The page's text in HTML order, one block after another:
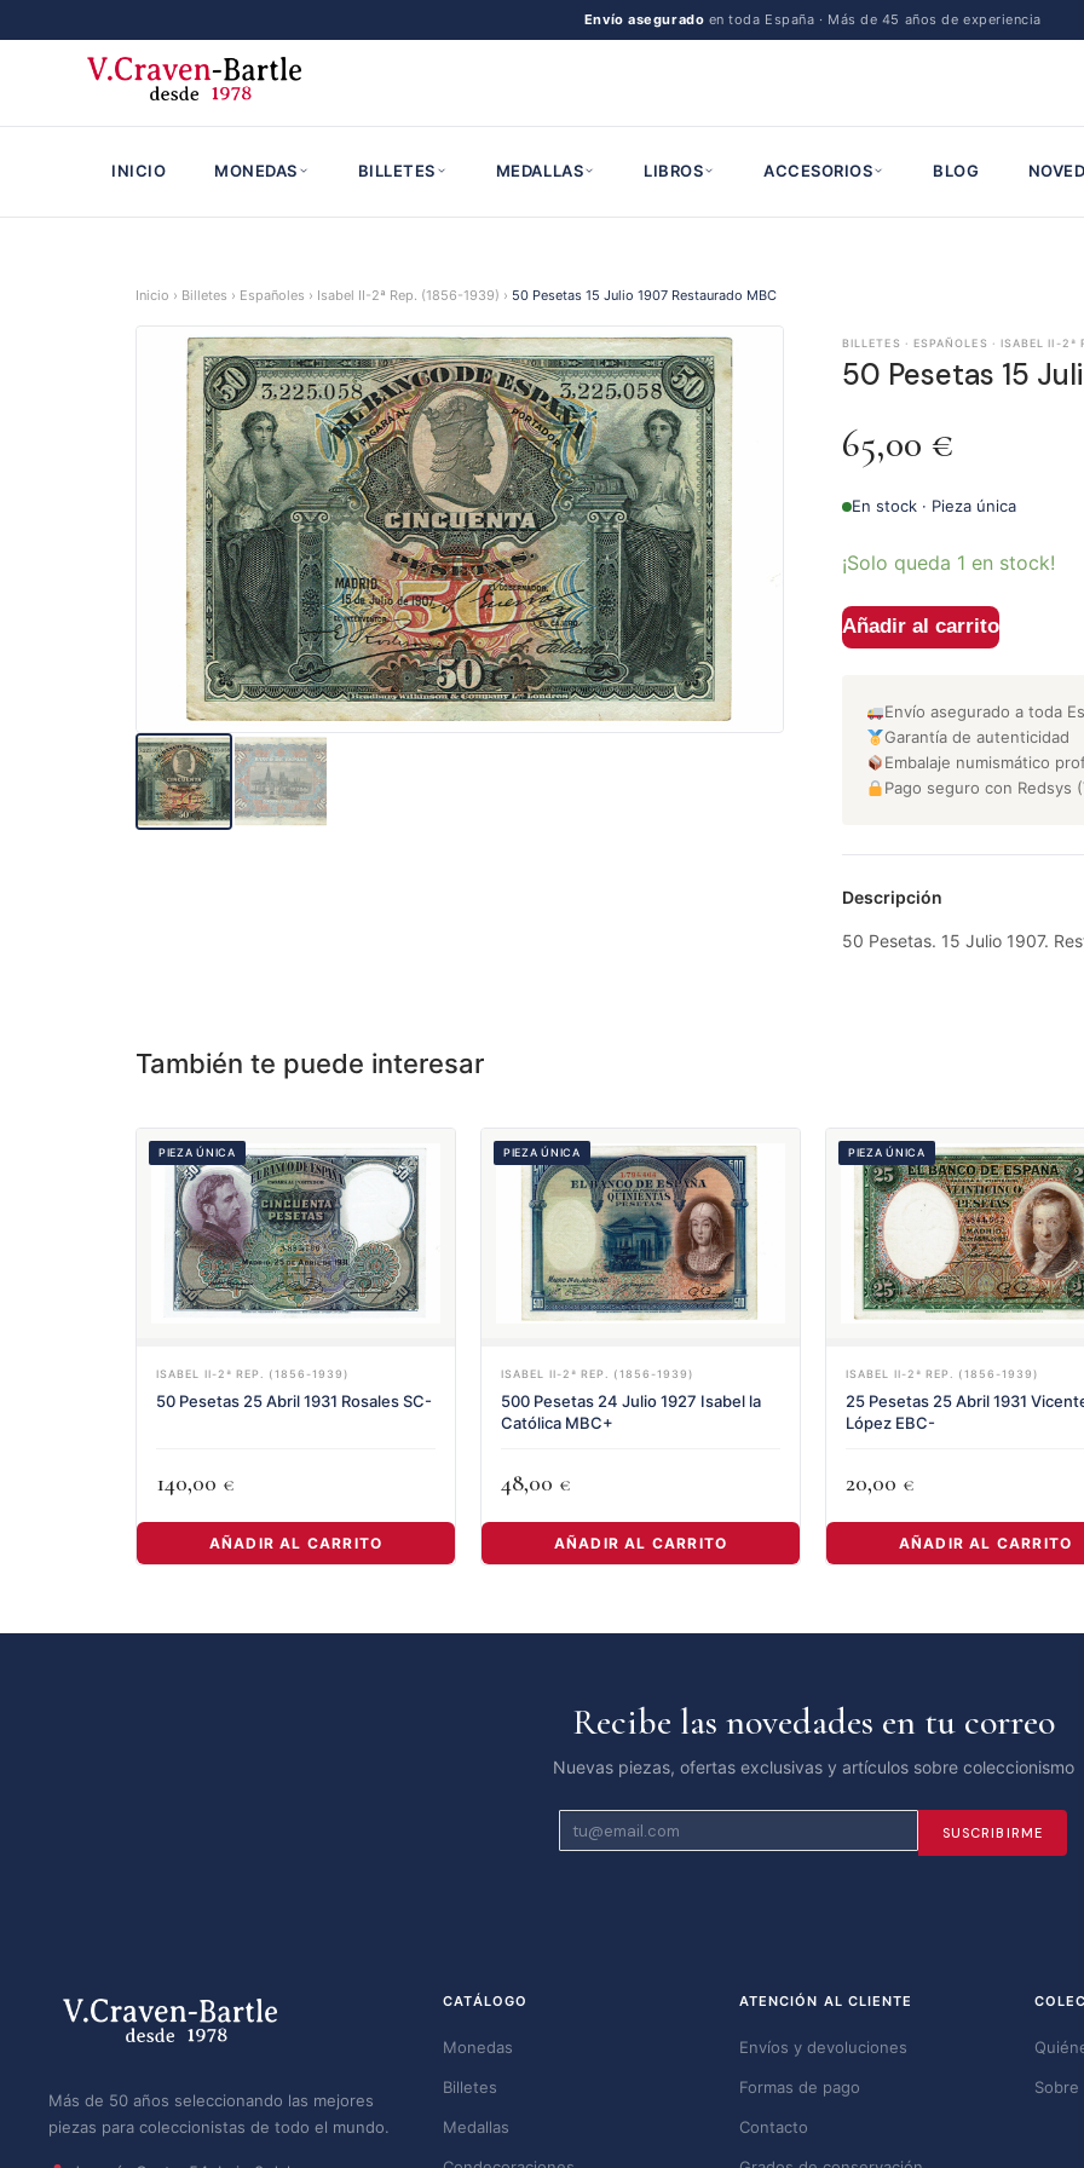
Envío asegurado en toda España · Más de 45 años de experiencia
INICIO MONEDAS BILLETES MEDALLAS LIBROS ACCESORIOS BLOG
Inicio › Billetes › Españoles › Isabel II-2ª Rep. (1856-1939) › 50 Pesetas 15 Julio 1907 Restaurado MBC
BILLETES · ESPAÑOLES · ISABEL II-
50 Pesetas 15
65,00 €
En stock · Pieza única
¡Solo queda 1 en stock!
Añadir al carrito
Envío asegurado a toda
Garantía de autenticidad
Embalaje numismático
Pago seguro con Redsys
Descripción
50 Pesetas. 15 Julio 1907.
También te puede interesar
PIEZA ÚNICA
ISABEL II-2ª REP. (1856-1939)
50 Pesetas 25 Abril 1931 Rosales SC-
140,00 €
AÑADIR AL CARRITO
PIEZA ÚNICA
ISABEL II-2ª REP. (1856-1939)
500 Pesetas 24 Julio 1927 Isabel la
Católica MBC+
48,00 €
AÑADIR AL CARRITO
PIEZA ÚNICA
ISABEL II-2ª REP. (1856-1939)
25 Pesetas 25 Abril 1931
López EBC-
20,00 €
AÑADIR AL CARRITO
Recibe las novedades en tu correo
Nuevas piezas, ofertas exclusivas y artículos sobre coleccionismo
SUSCRIBIRME
Más de 50 años seleccionando las mejores
piezas para coleccionistas de todo el mundo.
CATÁLOGO
Monedas
Billetes
Medallas
ATENCIÓN AL CLIENTE
Envíos y devoluciones
Formas de pago
Contacto